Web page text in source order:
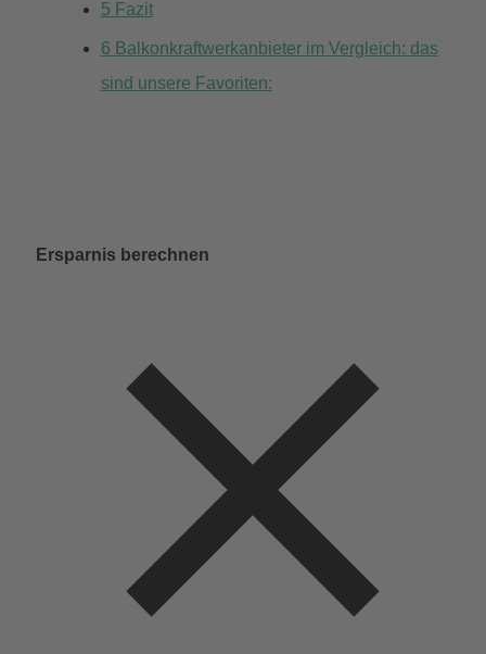
5 Fazit
6 Balkonkraftwerkanbieter im Vergleich: das
sind unsere Favoriten:
Ersparnis berechnen